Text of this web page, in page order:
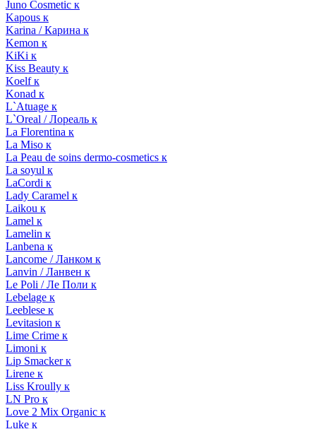
Juno Cosmetic к
Kapous к
Karina / Карина к
Kemon к
KiKi к
Kiss Beauty к
Koelf к
Konad к
L`Atuage к
L`Oreal / Лореаль к
La Florentina к
La Miso к
La Peau de soins dermo-cosmetics к
La soyul к
LaCordi к
Lady Caramel к
Laikou к
Lamel к
Lamelin к
Lanbena к
Lancome / Ланком к
Lanvin / Ланвен к
Le Poli / Ле Поли к
Lebelage к
Leeblese к
Levitasion к
Lime Crime к
Limoni к
Lip Smacker к
Lirene к
Liss Kroully к
LN Pro к
Love 2 Mix Organic к
Luke к